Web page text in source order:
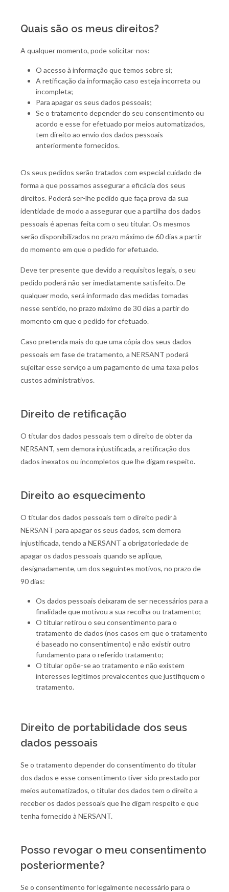
Quais são os meus direitos?
A qualquer momento, pode solicitar-nos:
O acesso à informação que temos sobre si;
A retificação da informação caso esteja incorreta ou
incompleta;
Para apagar os seus dados pessoais;
Se o tratamento depender do seu consentimento ou
acordo e esse for efetuado por meios automatizados,
tem direito ao envio dos dados pessoais
anteriormente fornecidos.
Os seus pedidos serão tratados com especial cuidado de
forma a que possamos assegurar a eficácia dos seus
direitos. Poderá ser-lhe pedido que faça prova da sua
identidade de modo a assegurar que a partilha dos dados
pessoais é apenas feita com o seu titular. Os mesmos
serão disponibilizados no prazo máximo de 60 dias a partir
do momento em que o pedido for efetuado.
Deve ter presente que devido a requisitos legais, o seu
pedido poderá não ser imediatamente satisfeito. De
qualquer modo, será informado das medidas tomadas
nesse sentido, no prazo máximo de 30 dias a partir do
momento em que o pedido for efetuado.
Caso pretenda mais do que uma cópia dos seus dados
pessoais em fase de tratamento, a NERSANT poderá
sujeitar esse serviço a um pagamento de uma taxa pelos
custos administrativos.
Direito de retificação
O titular dos dados pessoais tem o direito de obter da
NERSANT, sem demora injustificada, a retificação dos
dados inexatos ou incompletos que lhe digam respeito.
Direito ao esquecimento
O titular dos dados pessoais tem o direito pedir à
NERSANT para apagar os seus dados, sem demora
injustificada, tendo a NERSANT a obrigatoriedade de
apagar os dados pessoais quando se aplique,
designadamente, um dos seguintes motivos, no prazo de
90 dias:
Os dados pessoais deixaram de ser necessários para a
finalidade que motivou a sua recolha ou tratamento;
O titular retirou o seu consentimento para o
tratamento de dados (nos casos em que o tratamento
é baseado no consentimento) e não existir outro
fundamento para o referido tratamento;
O titular opõe-se ao tratamento e não existem
interesses legítimos prevalecentes que justifiquem o
tratamento.
Direito de portabilidade dos seus
dados pessoais
Se o tratamento depender do consentimento do titular
dos dados e esse consentimento tiver sido prestado por
meios automatizados, o titular dos dados tem o direito a
receber os dados pessoais que lhe digam respeito e que
tenha fornecido à NERSANT.
Posso revogar o meu consentimento
posteriormente?
Se o consentimento for legalmente necessário para o